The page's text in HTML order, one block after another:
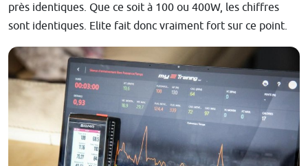
près identiques. Que ce soit à 100 ou 400W, les chiffres
sont identiques. Elite fait donc vraiment fort sur ce point.